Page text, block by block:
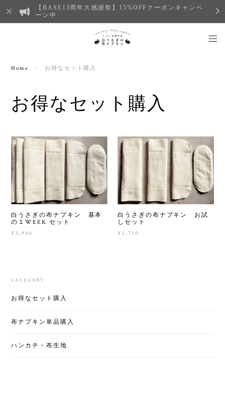
【BASE13周年大感謝祭】15%OFFクーポンキャンペ
ーン中
Home お得なセット購入
お得なセット購入
白うさぎの布ナプキン 基本
の１WEEK セット
¥5,940
白うさぎの布ナプキン お試
しセット
¥2,750
CATEGORY
お得なセット購入
布ナプキン単品購入
ハンカチ・布生地